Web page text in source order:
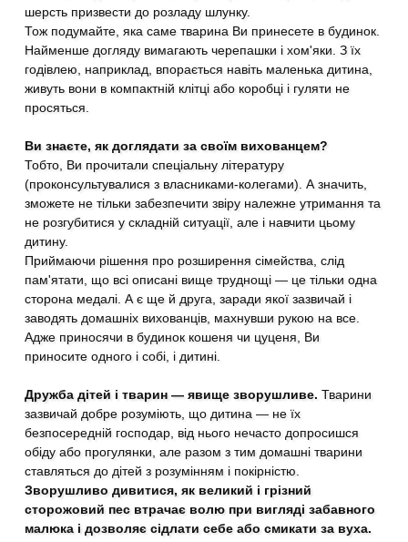
шерсть призвести до розладу шлунку.
Тож подумайте, яка саме тварина Ви принесете в будинок.
Найменше догляду вимагають черепашки і хом'яки. З їх
годівлею, наприклад, впорається навіть маленька дитина,
живуть вони в компактній клітці або коробці і гуляти не
просяться.
Ви знаєте, як доглядати за своїм вихованцем?
Тобто, Ви прочитали спеціальну літературу
(проконсультувалися з власниками-колегами). А значить,
зможете не тільки забезпечити звіру належне утримання та
не розгубитися у складній ситуації, але і навчити цьому
дитину.
Приймаючи рішення про розширення сімейства, слід
пам'ятати, що всі описані вище труднощі — це тільки одна
сторона медалі. А є ще й друга, заради якої зазвичай і
заводять домашніх вихованців, махнувши рукою на все.
Адже приносячи в будинок кошеня чи цуценя, Ви
приносите одного і собі, і дитині.
Дружба дітей і тварин — явище зворушливе. Тварини
зазвичай добре розуміють, що дитина — не їх
безпосередній господар, від нього нечасто допросишся
обіду або прогулянки, але разом з тим домашні тварини
ставляться до дітей з розумінням і покірністю.
Зворушливо дивитися, як великий і грізний
сторожовий пес втрачає волю при вигляді забавного
малюка і дозволяє сідлати себе або смикати за вуха.